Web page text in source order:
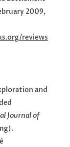
2009,
reviews
and
Journal of